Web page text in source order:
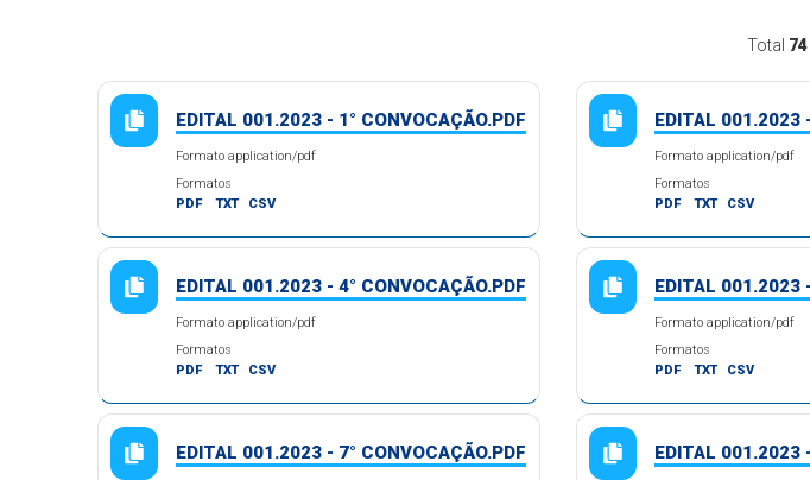
Total 74
EDITAL 001.2023 - 1° CONVOCAÇÃO.PDF
Formato application/pdf
Formatos
PDF
TXT CSV
EDITAL 001.2023
Formato application/pdf
Formatos
PDF
TXT CSV
EDITAL 001.2023 - 4° CONVOCAÇÃO.PDF
Formato application/pdf
Formatos
PDF
TXT CSV
EDITAL 001.2023
Formato application/pdf
Formatos
PDF
TXT CSV
EDITAL 001.2023 - 7° CONVOCAÇÃO.PDF EDITAL 001.2023